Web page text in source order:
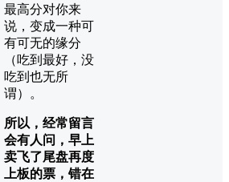
最高分对你来
说，变成一种可
有可无的缘分
（吃到最好，没
吃到也无所
谓）。
所以，经常留言
会有人问，早上
卖飞了尾盘再度
上板的票，错在